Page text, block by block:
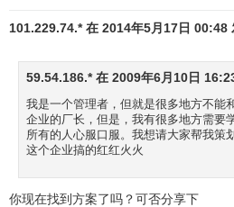
101.229.74.* 在 2014年5月17日 00:48
59.54.186.* 在 2009年6月10日
我是一个管理者，但就是很多地方不能
企业的厂长，但是，我有很多地方需要
所有的人心服口服。我想请大家帮我策
这个企业搞的红红火火
你现在找到方案了吗？可否分享下